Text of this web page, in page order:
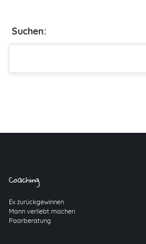
Suchen:
Coaching
Ex zurückgewinnen
Mann verliebt machen
Paarberatung